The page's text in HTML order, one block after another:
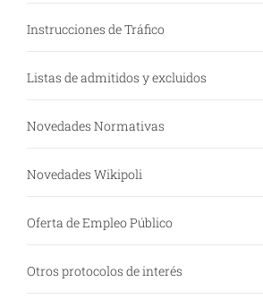
Instrucciones de Tráfico
Listas de admitidos y excluidos
Novedades Normativas
Novedades Wikipoli
Oferta de Empleo Público
Otros protocolos de interés